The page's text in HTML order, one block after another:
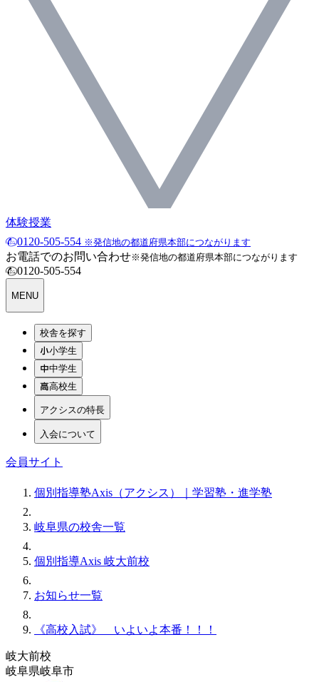
体験授業
0120-505-554 ※発信地の都道府県本部につながります
お電話でのお問い合わせ※発信地の都道府県本部につながります
0120-505-554
MENU
校舎を探す
小学生
中学生
高校生
アクシスの特長
入会について
会員サイト
個別指導塾Axis（アクシス）｜学習塾・進学塾
岐阜県の校舎一覧
個別指導Axis 岐大前校
お知らせ一覧
《高校入試》 いよいよ本番！！！
岐大前校
岐阜県岐阜市